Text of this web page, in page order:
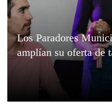
Los Paradores
amplían su oferta de